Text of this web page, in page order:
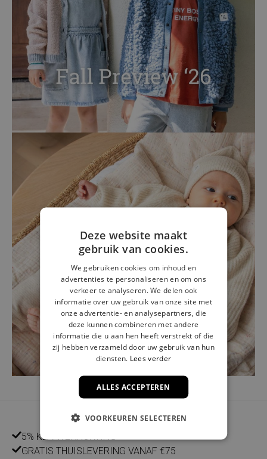
5% KLANTENKORTING
GRATIS THUISLEVERING VANAF €75
Deze website maakt
gebruik van cookies.
We gebruiken cookies om inhoud en
advertenties te personaliseren en om ons
verkeer te analyseren. We delen ook
informatie over uw gebruik van onze site met
onze advertentie- en analysepartners, die
deze kunnen combineren met andere
informatie die u aan hen heeft verstrekt of die
zij hebben verzameld door uw gebruik van hun
diensten. Lees verder
ALLES ACCEPTEREN
VOORKEUREN SELECTEREN